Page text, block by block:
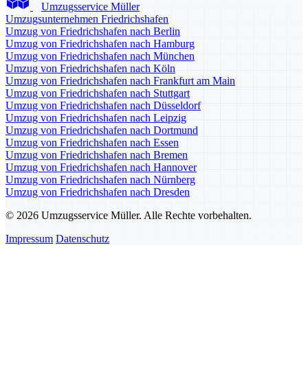
Umzugsservice Müller
Umzugsunternehmen Friedrichshafen
Umzug von Friedrichshafen nach Berlin
Umzug von Friedrichshafen nach Hamburg
Umzug von Friedrichshafen nach München
Umzug von Friedrichshafen nach Köln
Umzug von Friedrichshafen nach Frankfurt am Main
Umzug von Friedrichshafen nach Stuttgart
Umzug von Friedrichshafen nach Düsseldorf
Umzug von Friedrichshafen nach Leipzig
Umzug von Friedrichshafen nach Dortmund
Umzug von Friedrichshafen nach Essen
Umzug von Friedrichshafen nach Bremen
Umzug von Friedrichshafen nach Hannover
Umzug von Friedrichshafen nach Nürnberg
Umzug von Friedrichshafen nach Dresden
© 2026 Umzugsservice Müller. Alle Rechte vorbehalten.
Impressum Datenschutz